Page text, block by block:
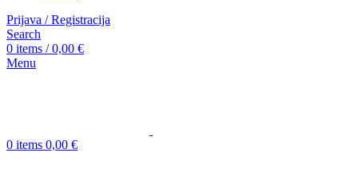
Prijava / Registracija
Search
0 items / 0,00 €
Menu
0 items 0,00 €